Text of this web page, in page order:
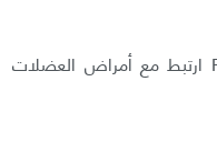
وقد استنتجَ الباحثونَ أن الجينPIEZO2 ارتبط مع أمراض العضلات